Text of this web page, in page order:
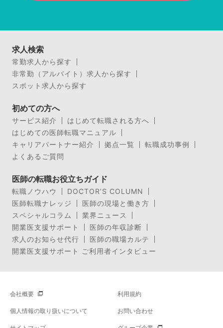
求人検索
常勤求人から探す
非常勤（アルバイト）求人から探す
スポット求人から探す
初めての方へ
サービス紹介
はじめて転職される方へ
はじめての医師転職マニュアル
キャリアパートナー紹介
拠点一覧
転職成功事例
よくあるご質問
医師の転職お役立ちガイド
転職ノウハウ
DOCTOR’S COLUMN
医師転職ナレッジ
医師の現場と働き方
スペシャルコラム
業界ニュース
開業医支援サポート
医師の年収診断
求人のお知らせ代行
医師の職場カルテ
開業医支援サポート ご利用者インタビュー
会社概要 利用規約
個人情報の取り扱いについて お問い合わせ